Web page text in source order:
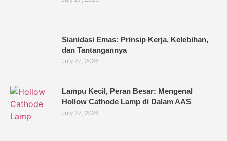
Sianidasi Emas: Prinsip Kerja, Kelebihan,
dan Tantangannya
July 27, 2026
Lampu Kecil, Peran Besar: Mengenal
Hollow Cathode Lamp di Dalam AAS
July 27, 2026